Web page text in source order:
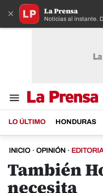
× La Prensa
Noticias al instante.
LO ÚLTIMO HONDURAS
INICIO · OPINIÓN ·
También
necesita